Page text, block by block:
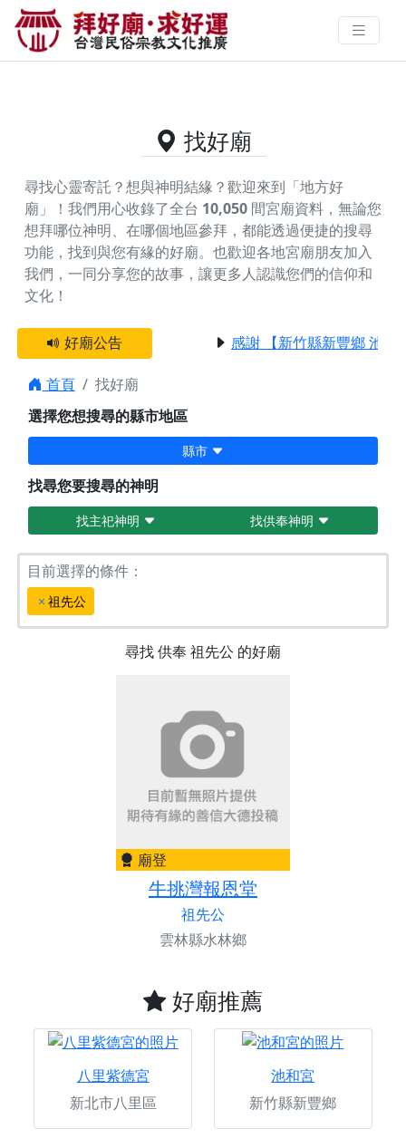
供奉祖先公的好廟資料｜拜好廟求
好運 找到與您有緣的信仰
找好廟
尋找心靈寄託？想與神明結緣？歡迎來到「地方好
廟」！我們用心收錄了全台 10,050 間宮廟資料，無論您
想拜哪位神明、在哪個地區參拜，都能透過便捷的搜尋
功能，找到與您有緣的好廟。 也歡迎各地宮廟朋友加入
我們，一同分享您的故事，讓更多人認識您們的信仰和
文化！
好廟公告 感謝 【新竹縣新豐鄉 池和
首頁
找好廟
選擇您想搜尋的縣市地區
縣市
找尋您要搜尋的神明
找主祀神明 找供奉神明
目前選擇的條件：
祖先公
尋找供奉 祖先公 的好廟
廟登
牛挑灣報恩堂
祖先公
雲林縣水林鄉
好廟推薦
八里紫德宮
新北市八里區
池和宮
新竹縣新豐鄉